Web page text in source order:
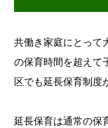
共働き家庭にとって
の保育時間を超えて
区でも延長保育制度
延長保育は通常の保